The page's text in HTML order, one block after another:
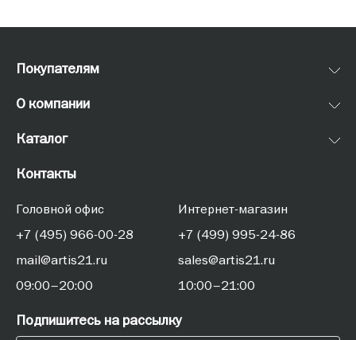
Покупателям
О компании
Каталог
Контакты
Головной офис
+7 (495) 966-00-28
mail@artis21.ru
09:00–20:00
Интернет-магазин
+7 (499) 995-24-86
sales@artis21.ru
10:00–21:00
Подпишитесь на рассылку